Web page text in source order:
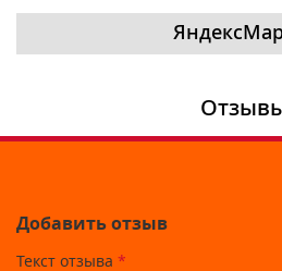
Добавить отзыв
Текст отзыва *